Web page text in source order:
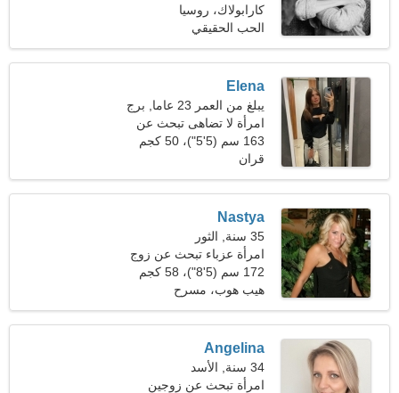
للتزلج معًا
كارابولاك، روسيا
الحب الحقيقي
Elena
يبلغ من العمر 23 عاما, برج
الجدي
امرأة لا تضاهى تبحث عن
علاقة جدية
163 سم (5'5")، 50 كجم
(110 رطل)
قران
Nastya
35 سنة, الثور
امرأة عزباء تبحث عن زوج
172 سم (5'8")، 58 كجم
(127 رطلا)
هيب هوب، مسرح
Angelina
34 سنة, الأسد
امرأة تبحث عن زوجين